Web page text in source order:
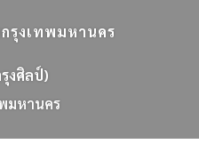
รุงเทพมหานคร
งศิลป์)
มหานคร